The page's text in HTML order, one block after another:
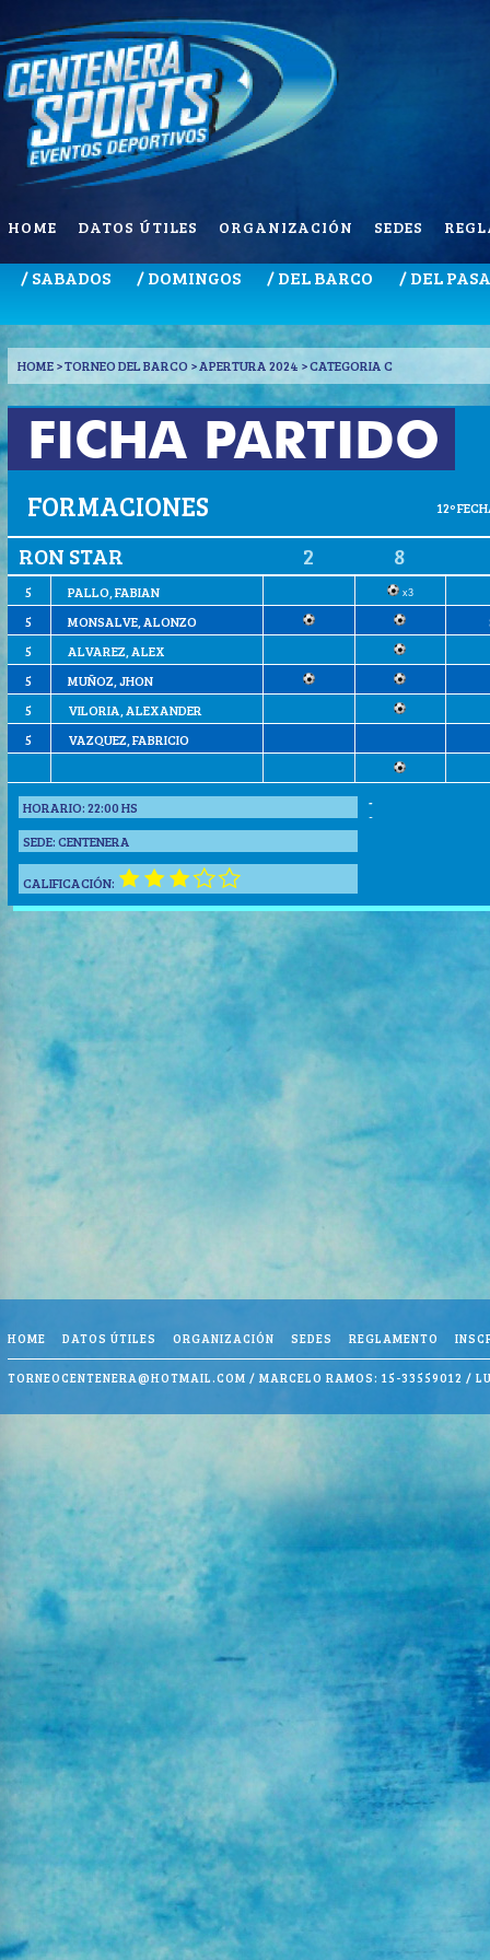
HOME DATOS ÚTILES ORGANIZACIÓN SEDES
/ SABADOS / DOMINGOS / DEL BARCO / DEL
HOME> TORNEO DEL BARCO > APERTURA 2024 > CATEGORIA C
FICHA PARTIDO
FORMACIONES 12º
RON STAR 2 8
5 PALLO, FABIAN x3
5 MONSALVE, ALONZO
5
ALVAREZ, ALEX
5
MUÑOZ, JHON
5
VILORIA, ALEXANDER
5
VAZQUEZ, FABRICIO
HORARIO:22:00 HS
SEDE:CENTENERA
CALIFICACIÓN:
-
-
HOME DATOS ÚTILES ORGANIZACIÓN SEDES REGLAMENTO
TORNEOCENTENERA@HOTMAIL.COM / MARCELO RAMOS: 15-33559012 /